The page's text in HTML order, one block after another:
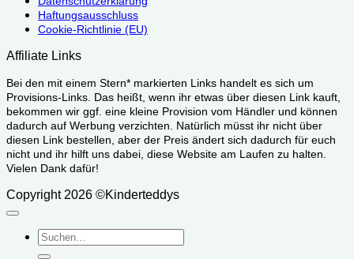
Haftungsausschluss
Cookie-Richtlinie (EU)
Affiliate Links
Bei den mit einem Stern* markierten Links handelt es sich um
Provisions-Links. Das heißt, wenn ihr etwas über diesen Link kauft,
bekommen wir ggf. eine kleine Provision vom Händler und können
dadurch auf Werbung verzichten. Natürlich müsst ihr nicht über
diesen Link bestellen, aber der Preis ändert sich dadurch für euch
nicht und ihr hilft uns dabei, diese Website am Laufen zu halten.
Vielen Dank dafür!
Copyright 2026 ©Kinderteddys
Suchen
nach: